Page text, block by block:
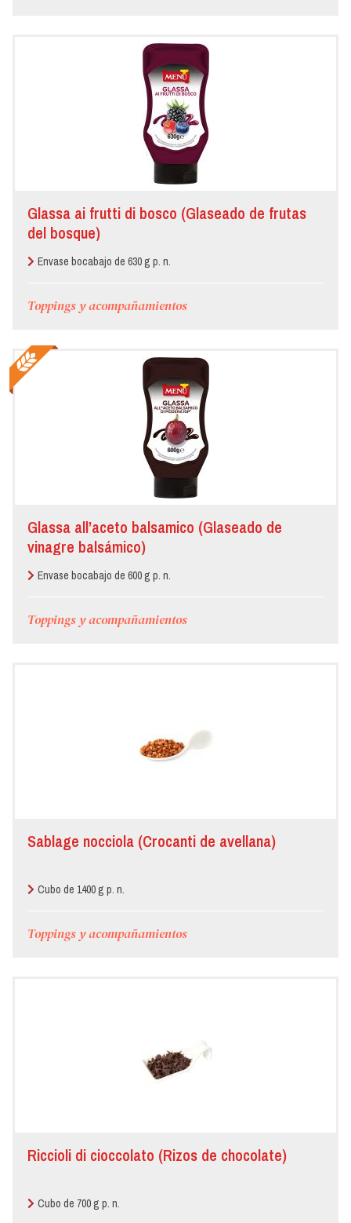
Glassa ai frutti di bosco (Glaseado de frutas
del bosque)
Envase bocabajo de 630 g p. n.
Toppings y acompañamientos
Glassa all’aceto balsamico (Glaseado de
vinagre balsámico)
Envase bocabajo de 600 g p. n.
Toppings y acompañamientos
Sablage nocciola (Crocanti de avellana)
Cubo de 1400 g p. n.
Toppings y acompañamientos
Riccioli di cioccolato (Rizos de chocolate)
Cubo de 700 g p. n.